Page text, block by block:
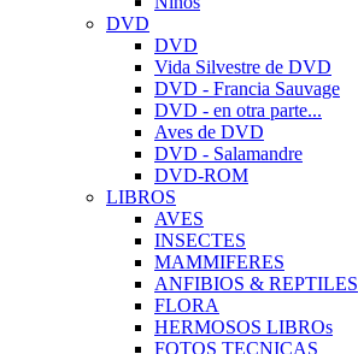
DVD
DVD
Vida Silvestre de DVD
DVD - Francia Sauvage
DVD - en otra parte...
Aves de DVD
DVD - Salamandre
DVD-ROM
LIBROS
AVES
INSECTES
MAMMIFERES
ANFIBIOS & REPTILES
FLORA
HERMOSOS LIBROs
FOTOS TECNICAS